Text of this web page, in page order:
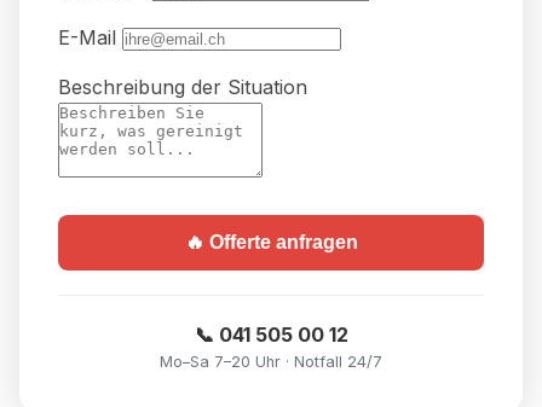
E-Mail
Beschreibung der Situation
🔥 Offerte anfragen
📞 041 505 00 12
Mo–Sa 7–20 Uhr · Notfall 24/7